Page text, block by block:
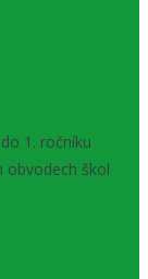
1. ročníku
obvodech škol